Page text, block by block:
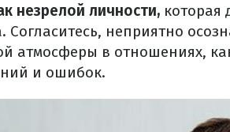
незрелой личности, которая
Согласитесь, неприятно
атмосферы в отношениях,
и ошибок.